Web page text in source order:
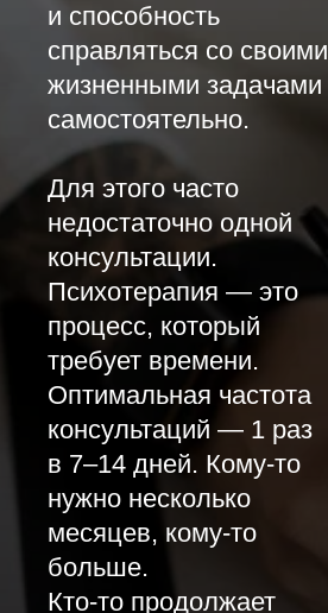
и способность
справляться со своими
жизненными задачами
самостоятельно.
Для этого часто
недостаточно одной
консультации.
Психотерапия — это
процесс, который
требует времени.
Оптимальная частота
консультаций — 1 раз
в 7–14 дней. Кому-то
нужно несколько
месяцев, кому-то
больше.
Кто-то продолжает